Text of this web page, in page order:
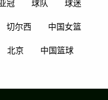
冠 球队 球迷
切尔西 中国女篮
北京 中国篮球